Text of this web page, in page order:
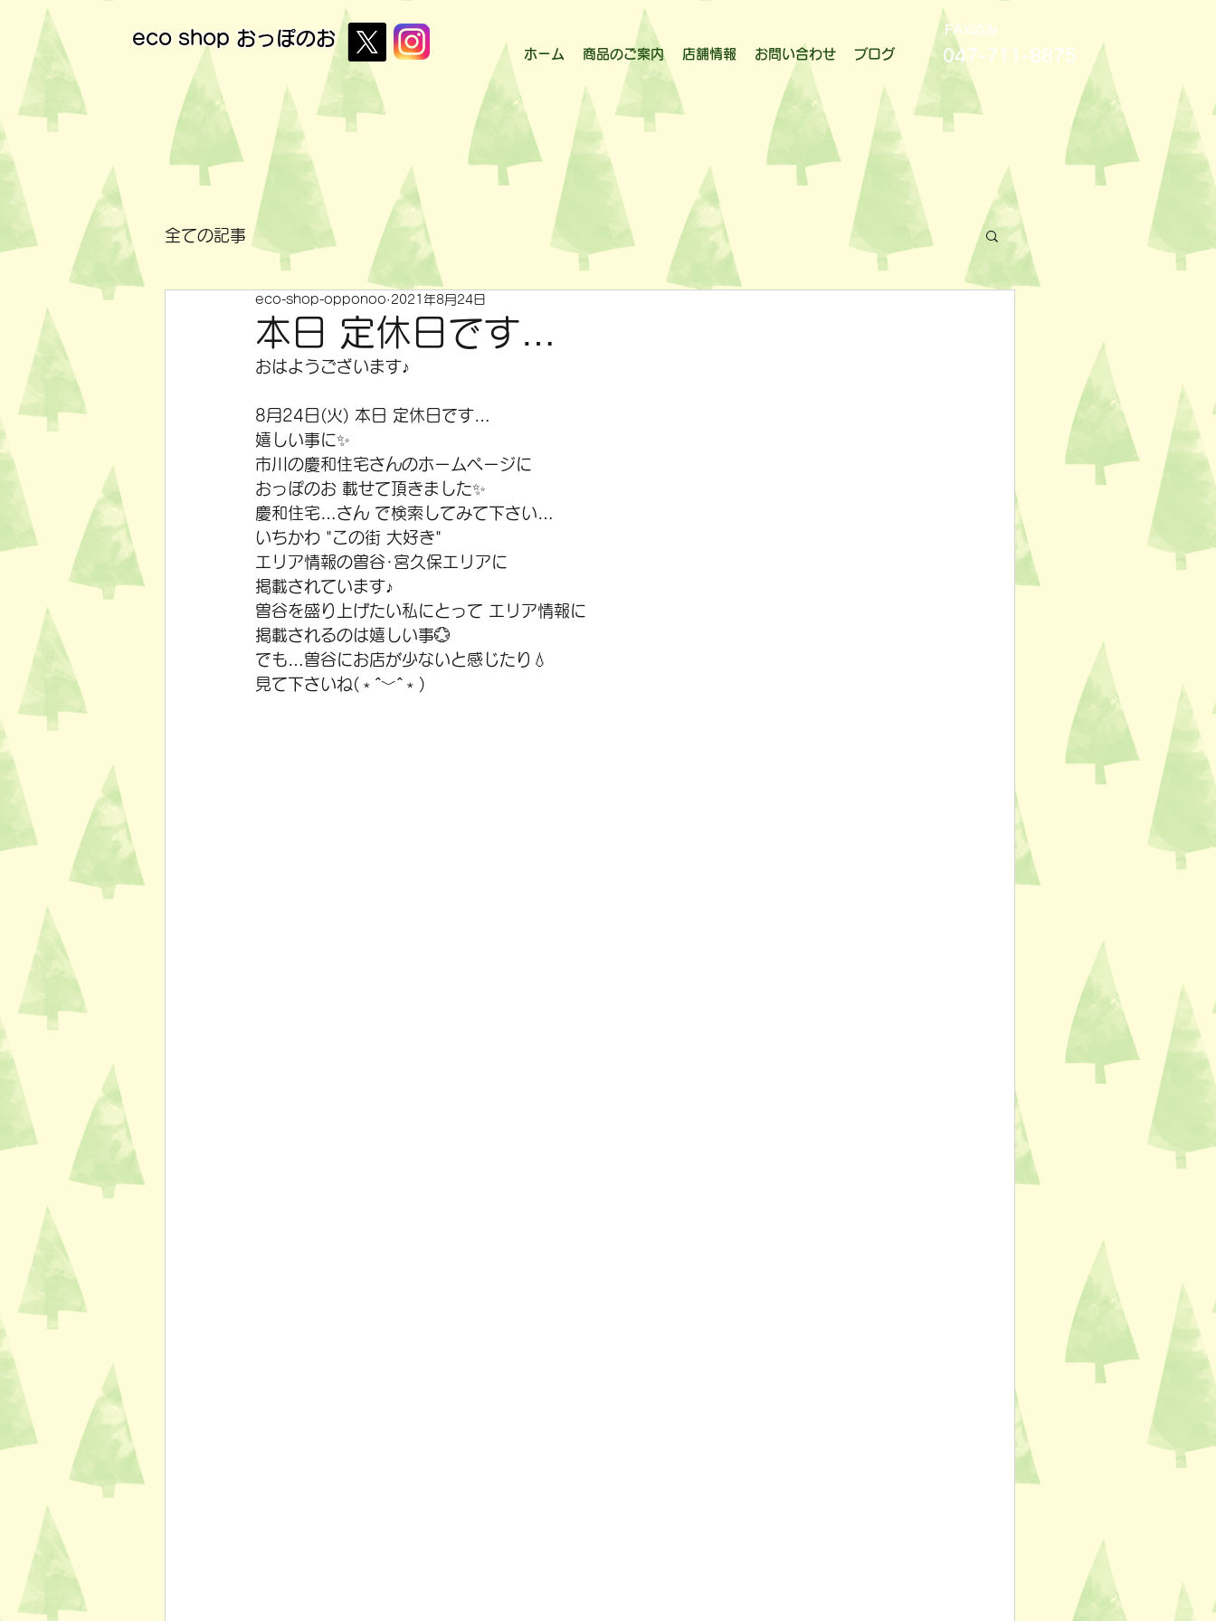
eco shop おっぽのお
ホーム 商品のご案内 店舗情報 お問い合わせ ブログ 047-711-8875
FAXのみ
全ての記事
本日 定休日です…
eco-shop-opponoo 2021年8月24日
おはようございます♪
8月24日(火) 本日 定休日です…
嬉しい事に✨
市川の慶和住宅さんのホームページに
おっぽのお 載せて頂きました✨
慶和住宅…さん で検索してみて下さい…
いちかわ "この街 大好き"
エリア情報の曽谷･宮久保エリアに
掲載されています♪
曽谷を盛り上げたい私にとって エリア情報に
掲載されるのは嬉しい事💮
でも…曽谷にお店が少ないと感じたり💧
見て下さいね(﹡ˆ﹀ˆ﹡)